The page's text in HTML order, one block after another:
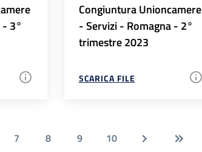
3°
Congiuntura Unioncamere
- Servizi - Romagna - 2°
trimestre 2023
SCARICA FILE
7 8 9 10